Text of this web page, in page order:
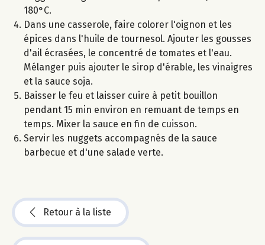
180°C.
Dans une casserole, faire colorer l'oignon et les
épices dans l'huile de tournesol. Ajouter les gousses
d'ail écrasées, le concentré de tomates et l'eau.
Mélanger puis ajouter le sirop d'érable, les vinaigres
et la sauce soja.
Baisser le feu et laisser cuire à petit bouillon
pendant 15 min environ en remuant de temps en
temps. Mixer la sauce en fin de cuisson.
Servir les nuggets accompagnés de la sauce
barbecue et d'une salade verte.
Retour à la liste